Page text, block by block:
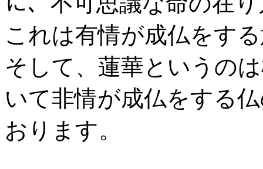
これは有情が成仏をす
そして、蓮華というの
いて非情が成仏をする
おります。